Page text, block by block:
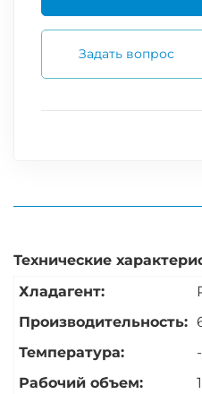
Задать вопрос
Технические
Хладагент:
Производительность:
Температура:
Рабочий объем: